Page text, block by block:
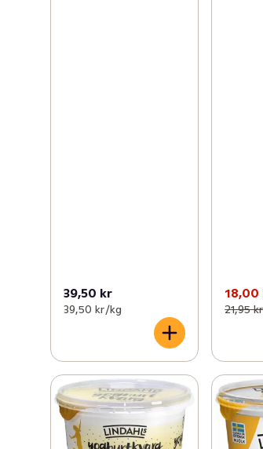
39,50 kr
39,50 kr /kg
18,00
21,95 kr